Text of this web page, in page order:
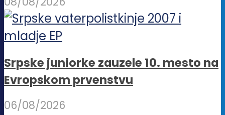
Srpske juniorke zauzele 10. mesto na
Evropskom prvenstvu
06/08/2026